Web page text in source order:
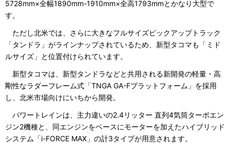
5728mm×全幅1890mm-1910mm×全高1793mmとかなり大型で
す。
ただし北米では、さらに大きなフルサイズピックアップトラック
「タンドラ」がラインナップされているため、新型タコマも「ミド
ルサイズ」と位置付けられています。
新型タコマは、新型タンドラなどと共用される新開発の軽量・高
剛性なラダーフレーム式「TNGA GA-Fプラットフォーム」を採用
し、北米市場向けにいちから開発。
パワートレインは、主力違いの2.4リッター 直列4気筒ターボエン
ジン2機種と、同エンジンをベースにモーターを加えたハイブリッド
システム「i-FORCE MAX」の計3タイプが用意されます。